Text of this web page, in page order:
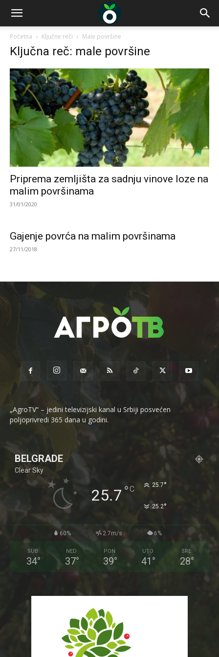
Početna Ključne reči Male površine
Ključna reč: male površine
Priprema zemljišta za sadnju vinove loze na
malim površinama
31/01/2020
Gajenje povrća na malim površinama
27/11/2018
„AgroTV“ – jedini televizijski kanal u Srbiji posvećen
poljoprivredi 365 dana u godini.
BELGRADE
Clear Sky
25.7 °C 25.7°
25.2°
60% 2.7m/s 6%
SUB
34°
NED
37°
PON
39°
UTO
41 °
SRE
28°